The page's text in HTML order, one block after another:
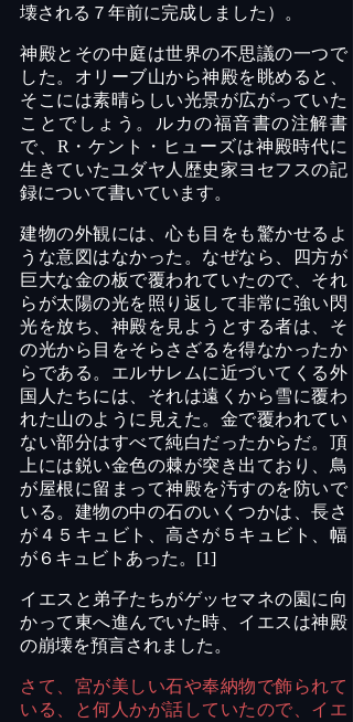
壊される７年前に完成しました）。
神殿とその中庭は世界の不思議の一つで
した。オリーブ山から神殿を眺めると、
そこには素晴らしい光景が広がっていた
ことでしょう。ルカの福音書の注解書
で、 R・ケント・ヒューズは神殿時代に
生きていたユダヤ人歴史家ヨセフスの記
録について書いています。
建物の外観には、心も目をも驚かせるよ
うな意図はなかった。なぜなら、四方が
巨大な金の板で覆われていたので、それ
らが太陽の光を照り返して非常に強い閃
光を放ち、神殿を見ようとする者は、そ
の光から目をそらさざるを得なかったか
らである。エルサレムに近づいてくる外
国人たちには、それは遠くから雪に覆わ
れた山のように見えた。金で覆われてい
ない部分はすべて純白だったからだ。頂
上には鋭い金色の棘が突き出ており、鳥
が屋根に留まって神殿を汚すのを防いで
いる。建物の中の石のいくつかは、長さ
が４５キュビト、高さが５キュビト、幅
が６キュビトあった。 [1]
イエスと弟子たちがゲッセマネの園に向
かって東へ進んでいた時、イエスは神殿
の崩壊を預言されました。
さて、宮が美しい石や奉納物で飾られて
いる、と何人かが話していたので、イエ